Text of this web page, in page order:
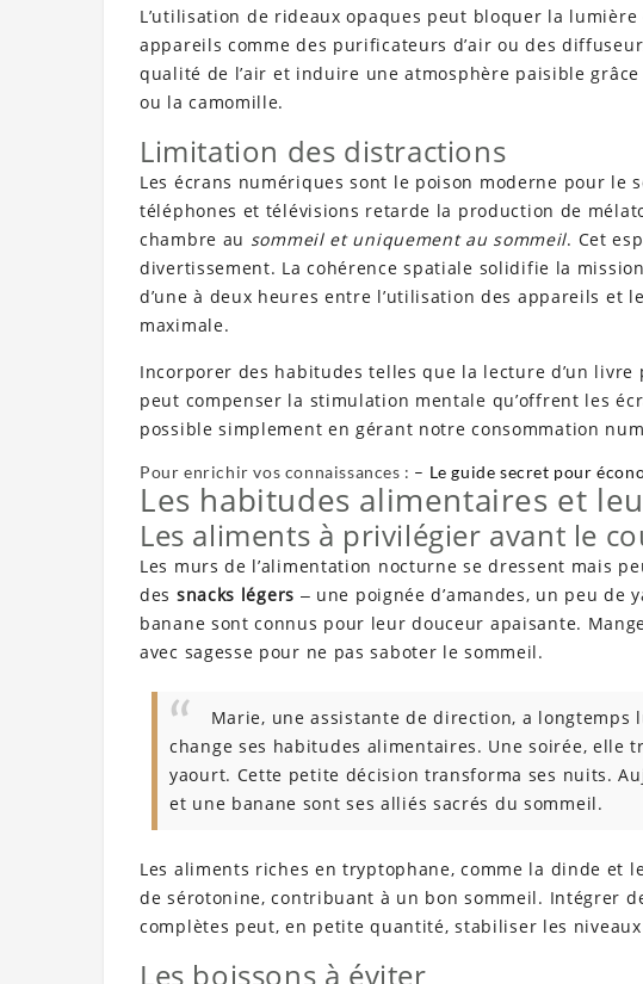
L’utilisation de rideaux opaques peut bloquer la
appareils comme des purificateurs d’air ou des
qualité de l’air et induire une atmosphère paisible
ou la camomille.
Limitation des distractions
Les écrans numériques sont le poison moderne pour le
téléphones et télévisions retarde la production de
chambre au sommeil et uniquement au sommeil. Cet
divertissement. La cohérence spatiale solidifie la
d’une à deux heures entre l’utilisation des appareils et
maximale.
Incorporer des habitudes telles que la lecture d’un
peut compenser la stimulation mentale qu’offrent les
possible simplement en gérant notre consommation
Pour enrichir vos connaissances : – Le guide secret pour
Les habitudes alimentaires et
Les aliments à privilégier avant le
Les murs de l’alimentation nocturne se dressent mais
des snacks légers ‒ une poignée d’amandes, un peu de
banane sont connus pour leur douceur apaisante.
avec sagesse pour ne pas saboter le sommeil.
Marie, une assistante de direction, a longtemps
change ses habitudes alimentaires. Une soirée, elle
yaourt. Cette petite décision transforma ses nuits.
et une banane sont ses alliés sacrés du sommeil.
Les aliments riches en tryptophane, comme la dinde et
de sérotonine, contribuant à un bon sommeil. Intégrer
complètes peut, en petite quantité, stabiliser les
Les boissons à éviter